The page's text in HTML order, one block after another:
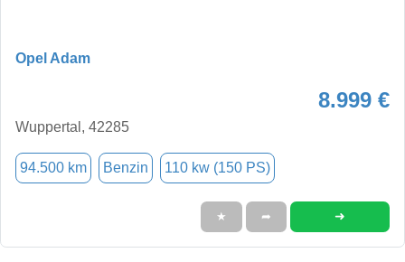
Opel Adam
8.999 €
Wuppertal, 42285
94.500 km Benzin 110 kw (150 PS)
★ ➦ ➜